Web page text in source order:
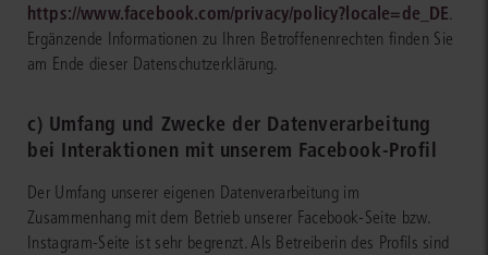
https://www.facebook.com/privacy/policy?locale=de_DE
Ergänzende Informationen zu Ihren Betroffenenrechten finden Sie
am Ende dieser Datenschutzerklärung.
c) Umfang und Zwecke der Datenverarbeitung
bei Interaktionen mit unserem Facebook-Profil
Der Umfang unserer eigenen Datenverarbeitung im
Zusammenhang mit dem Betrieb unserer Facebook-Seite bzw.
Instagram-Seite ist sehr begrenzt. Als Betreiberin des Profils sind